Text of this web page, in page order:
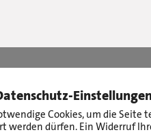
Cookies, um die Seite
werden dürfen. Ein Widerruf